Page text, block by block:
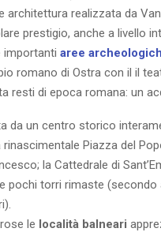
architettura realizzata da
prestigio, anche a livello
importanti aree
romano di Ostra con il il
resti di epoca romana: un
da un centro storico
rinascimentale Piazza del
la Cattedrale di
pochi torri rimaste
le località balneari